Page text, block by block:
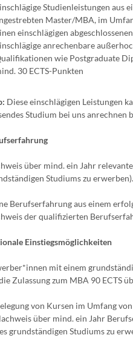
Studienleistungen aus
Master/MBA, im
einschlägigen
anrechenbare
wie Postgraduate
30 ECTS-Punkten
Diese einschlägigen Leistungen
Studium bei uns anrechnen
über mind. ein Jahr
Studiums zu erwerben).
Berufserfahrung aus einem
der qualifizierten
Einstiegsmöglichkeiten
mit einem
Zulassung zum MBA 90 ECTS
von Kursen im Umfang
über mind. ein Jahr
grundständigen Studiums zu